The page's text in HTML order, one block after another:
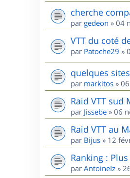
cherche
par gedeon » 04
VTT du coté
par Patoche29 »
quelques
par markitos »
Raid VTT sud
par Jissebe » 06
Raid VTT au
par Bijus » 12
Ranking :
par AntoineIz »